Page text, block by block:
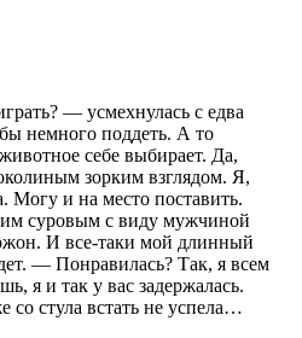
— усмехнулась с едва
немного поддеть. А то
себе выбирает. Да,
зорким взглядом. Я,
Могу и на место поставить.
суровым с виду мужчиной
И все-таки мой длинный
— Понравилась? Так, я всем
я и так у вас задержалась.
стула встать не успела…